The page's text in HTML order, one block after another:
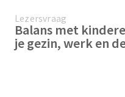
Lezersvraag
Balans met
je gezin, werk en